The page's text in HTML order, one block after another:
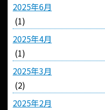
2025年6月
(1)
2025年4月
(1)
2025年3月
(2)
2025年2月